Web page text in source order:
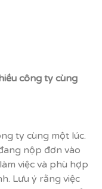
công ty cùng
ty cùng một lúc.
nộp đơn vào
việc và phù hợp
Lưu ý rằng việc